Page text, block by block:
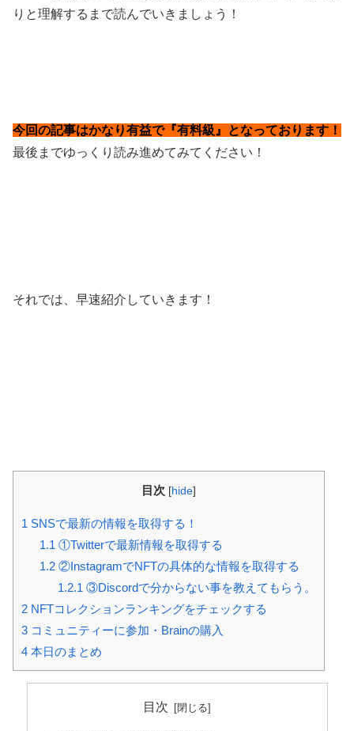
りと理解するまで読んでいきましょう！
今回の記事はかなり有益で『有料級』となっております！
最後までゆっくり読み進めてみてください！
それでは、早速紹介していきます！
目次 [hide]
1 SNSで最新の情報を取得する！
1.1①Twitterで最新情報を取得する
1.2②InstagramでNFTの具体的な情報を取得する
1.2.1③Discordで分からない事を教えてもらう。
2 NFTコレクションランキングをチェックする
3 コミュニティーに参加・Brainの購入
4 本日のまとめ
目次